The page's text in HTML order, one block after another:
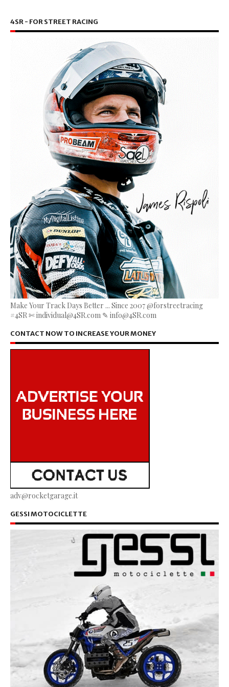
4SR - FOR STREET RACING
Make Your Track Days Better ... Since 2007 @forstreetracing
#4SR ✄ individual@4SR.com ✎ info@4SR.com
CONTACT NOW TO INCREASE YOUR MONEY
adv@rocketgarage.it
GESSI MOTOCICLETTE